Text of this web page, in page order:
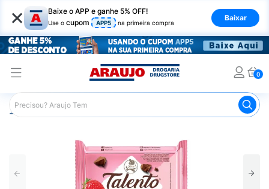
× Baixe o APP e ganhe 5% OFF!
Use o cupom APP5 na primeira compra
Baixar
0
Araujo Mercado Tablete de Chocolate